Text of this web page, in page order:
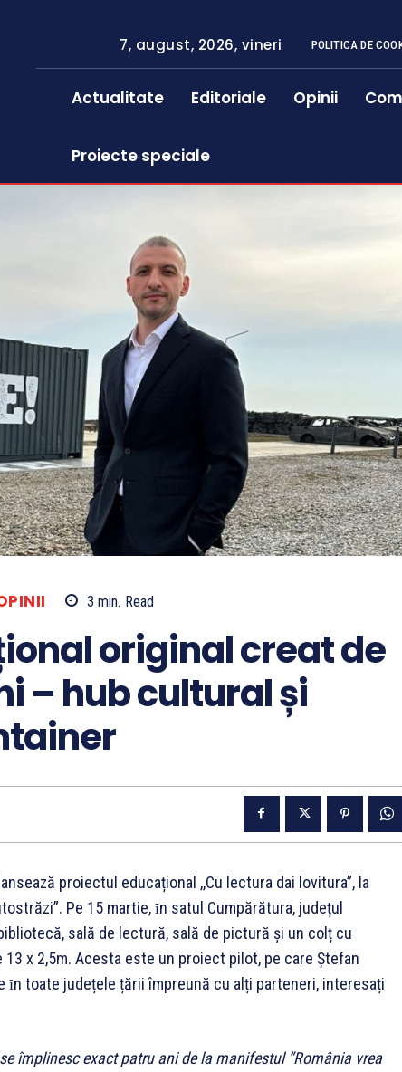
7, august, 2026, vineri POLITICA DE
Actualitate Editoriale Opinii
Proiecte speciale
3 min. Read
original creat de
– hub cultural și
proiectul educațional ,,Cu lectura dai lovitura”, la
Pe 15 martie, ȋn satul Cumpărătura, județul
sală de lectură, sală de pictură și un colț cu
x 2,5m. Acesta este un proiect pilot, pe care Ștefan
ȋn toate județele țării împreună cu alți parteneri, interesați
împlinesc exact patru ani de la manifestul ”România vrea